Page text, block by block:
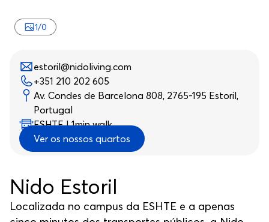
1/0
Nido Estoril
Localizada no campus da ESHTE e a apenas
estoril@nidoliving.com
+351 210 202 605
Av. Condes de Barcelona 808, 2765-195 Estoril,
Portugal
ESHTE | 1min walk
Ver os nossos quartos